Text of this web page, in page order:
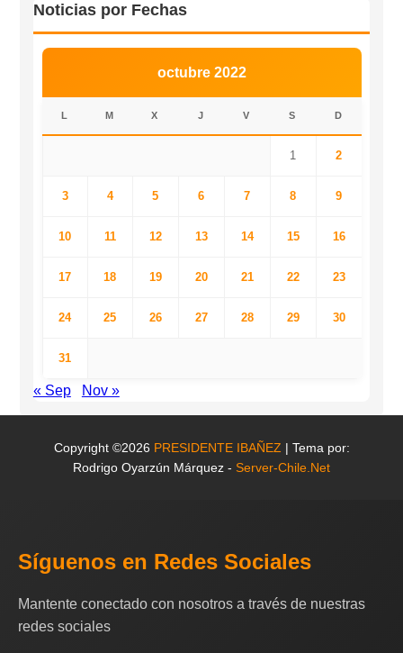
Noticias por Fechas
octubre 2022
L M X J V S D
1 2
3 4 5 6 7 8 9
10 11 12 13 14 15 16
17 18 19 20 21 22 23
24 25 26 27 28 29 30
31
« Sep Nov »
Copyright ©2026 PRESIDENTE IBAÑEZ | Tema por:
Rodrigo Oyarzún Márquez - Server-Chile.Net
Síguenos en Redes Sociales
Mantente conectado con nosotros a través de nuestras
redes sociales